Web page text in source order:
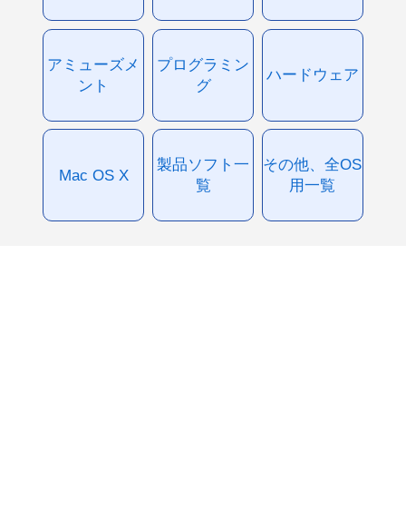
アミューズメ
ント
プログラミン
グ
ハードウェア
Mac OS X
製品ソフト一
覧
その他、全OS
用一覧